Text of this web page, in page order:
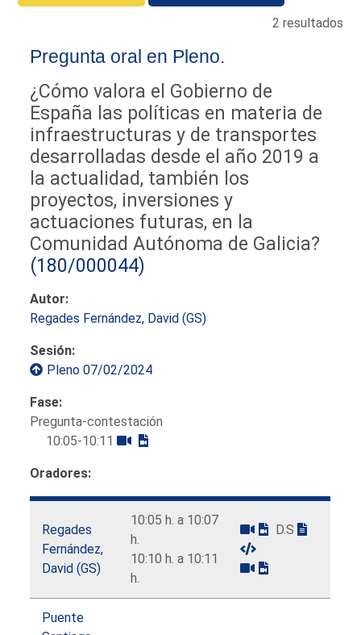
2 resultados
Pregunta oral en Pleno.
¿Cómo valora el Gobierno de
España las políticas en materia de
infraestructuras y de transportes
desarrolladas desde el año 2019 a
la actualidad, también los
proyectos, inversiones y
actuaciones futuras, en la
Comunidad Autónoma de Galicia?
(180/000044)
Autor:
Regades Fernández, David (GS)
Sesión:
Pleno 07/02/2024
Fase:
Pregunta-contestación
10:05-10:11
Oradores:
Regades
Fernández,
David (GS)
10:05 h. a 10:07
h.
10:10 h. a 10:11
h.
D.S
Puente